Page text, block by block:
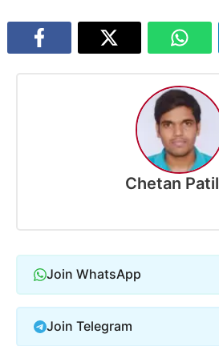
Chetan Patil
Join WhatsApp
Join Telegram